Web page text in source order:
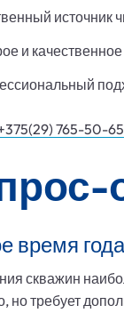
источник
и
765-50-65
время
скважин
но требует